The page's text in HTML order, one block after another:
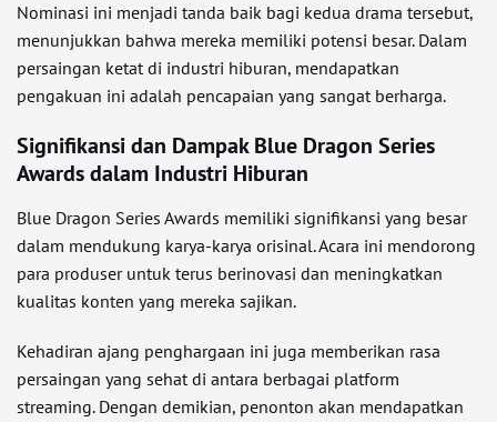
Nominasi ini menjadi tanda baik bagi kedua drama tersebut,
menunjukkan bahwa mereka memiliki potensi besar. Dalam
persaingan ketat di industri hiburan, mendapatkan
pengakuan ini adalah pencapaian yang sangat berharga.
Signifikansi dan Dampak Blue Dragon Series
Awards dalam Industri Hiburan
Blue Dragon Series Awards memiliki signifikansi yang besar
dalam mendukung karya-karya orisinal. Acara ini mendorong
para produser untuk terus berinovasi dan meningkatkan
kualitas konten yang mereka sajikan.
Kehadiran ajang penghargaan ini juga memberikan rasa
persaingan yang sehat di antara berbagai platform
streaming. Dengan demikian, penonton akan mendapatkan